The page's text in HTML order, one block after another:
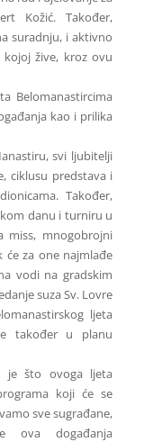
Kožić. Također,
suradnju, i aktivno
žive, kroz ovu
Belomanastircima
kao i prilika
svi ljubitelji
ciklusu predstava i
Također,
danu i turniru u
mnogobrojni
će za one najmlađe
vodi na gradskim
suza Sv. Lovre
ljeta
također u planu
je što ovoga ljeta
koji će se
sve sugrađane,
ova događanja